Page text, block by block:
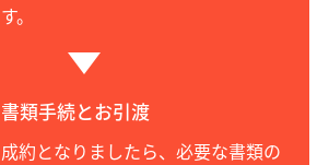
す。
書類手続とお引渡
成約となりましたら、必要な書類の